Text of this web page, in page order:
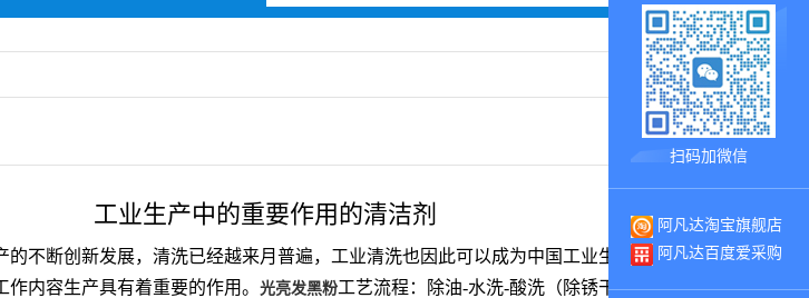
工业生产中的重要作用的清洁剂
的不断创新发展，清洗已经越来月普遍，工业清洗也因此可以成为中国工业生产每天需要做
内容生产具有着重要的作用。 光亮发黑粉工艺流程：除油-水洗-酸洗（除锈干净）-水洗-光亮
扫码加微信
阿凡达淘宝旗舰店
阿凡达百度爱采购